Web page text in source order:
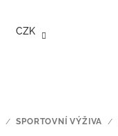
CZK
/ SPORTOVNÍ VÝŽIVA /